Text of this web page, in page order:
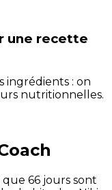
une recette
ingrédients : on
nutritionnelles.
66 jours sont